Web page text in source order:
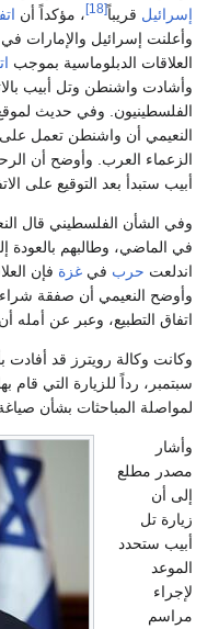
إسرائيل قريباً[18] ، مؤكداً أن
العلاقات الدبلوماسية بموجب
وأشادت واشنطن وتل أبيب
الفلسطينيون. وفي حديث
النعيمي أن واشنطن تعمل على
الزعماء العرب. وأوضح أن
أبيب ستبدأ بعد التوقيع على
وفي الشأن الفلسطيني قال
في الماضي، وطالبهم بالعودة
اندلعت حرب في غزة فإن
وأوضح النعيمي أن صفقة شراء
اتفاق التطبيع، وعبر عن أمله
سبتمبر، رداً للزيارة التي قام
لمواصلة المباحثات بشأن
وأشار
مصدر مطلع
إلى أن
زيارة تل
أبيب ستحدد
الموعد
لإجراء
مراسم